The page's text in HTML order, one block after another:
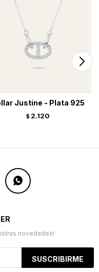
Justine - Plata 925
$ 2.120

novedades!
SUSCRIBIRME